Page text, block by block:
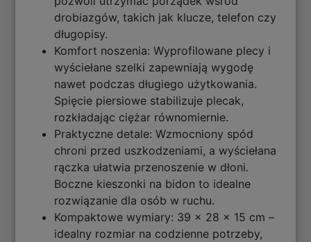
drobiazgów, takich jak klucze, telefon czy
długopisy.
Komfort noszenia: Wyprofilowane plecy i
wyściełane szelki zapewniają wygodę
nawet podczas długiego użytkowania.
Spięcie piersiowe stabilizuje plecak,
rozkładając ciężar równomiernie.
Praktyczne detale: Wzmocniony spód
chroni przed uszkodzeniami, a wyściełana
rączka ułatwia przenoszenie w dłoni.
Boczne kieszonki na bidon to idealne
rozwiązanie dla osób w ruchu.
Kompaktowe wymiary: 39 x 28 x 15 cm –
idealny rozmiar na codzienne potrzeby,